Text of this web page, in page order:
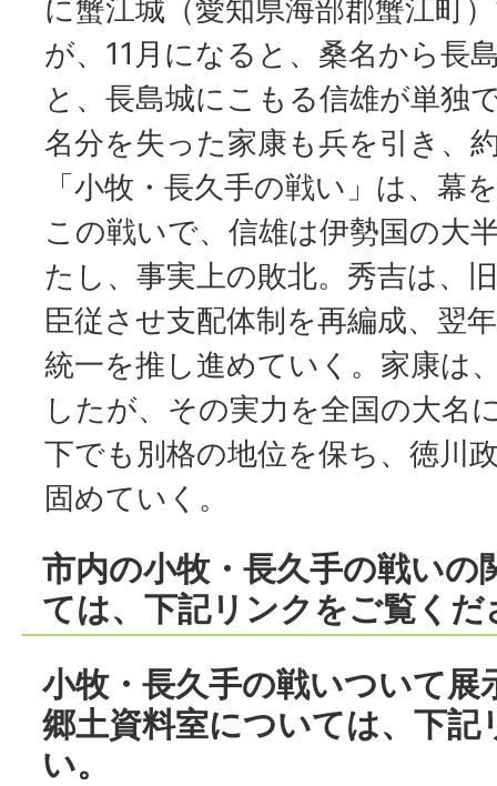
に蟹江城（愛知県海部郡蟹江町
が、11月になると、桑名から長
と、長島城にこもる信雄が単独
名分を失った家康も兵を引き、
「小牧・長久手の戦い」は、幕
この戦いで、信雄は伊勢国の大
たし、事実上の敗北。秀吉は、
臣従させ支配体制を再編成、翌
統一を推し進めていく。家康は
したが、その実力を全国の大名
下でも別格の地位を保ち、徳川
固めていく。
市内の小牧・長久手の戦いの
ては、下記リンクをご覧くだ
小牧・長久手の戦いついて展
郷土資料室については、下
い。